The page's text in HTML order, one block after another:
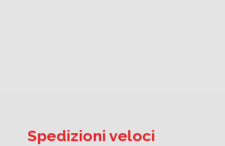
Spedizioni veloci